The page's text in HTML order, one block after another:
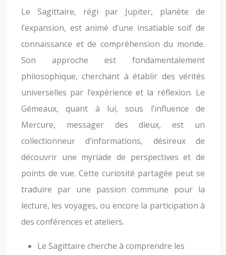
Le Sagittaire, régi par Jupiter, planète de
l’expansion, est animé d’une insatiable soif de
connaissance et de compréhension du monde.
Son approche est fondamentalement
philosophique, cherchant à établir des vérités
universelles par l’expérience et la réflexion. Le
Gémeaux, quant à lui, sous l’influence de
Mercure, messager des dieux, est un
collectionneur d’informations, désireux de
découvrir une myriade de perspectives et de
points de vue. Cette curiosité partagée peut se
traduire par une passion commune pour la
lecture, les voyages, ou encore la participation à
des conférences et ateliers.
Le Sagittaire cherche à comprendre les